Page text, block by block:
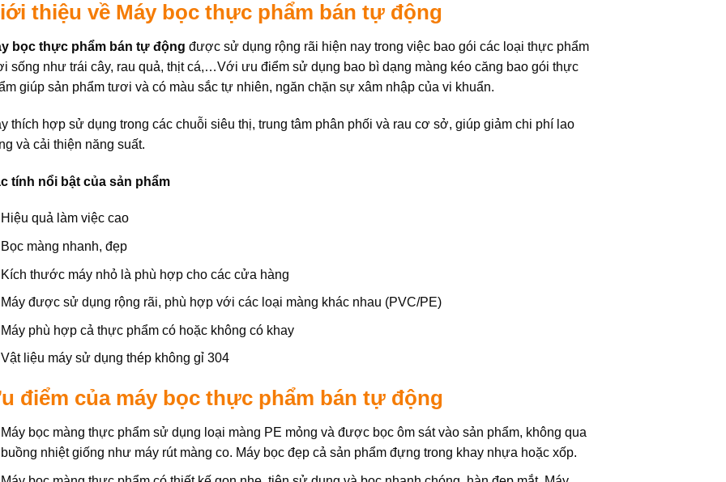
thiệu về Máy bọc thực phẩm bán tự động
bọc thực phẩm bán tự động được sử dụng rộng rãi hiện nay trong việc bao gói các loại thực phẩm
sống như trái cây, rau quả, thịt cá,…Với ưu điểm sử dụng bao bì dạng màng kéo căng bao gói thực
giúp sản phẩm tươi và có màu sắc tự nhiên, ngăn chặn sự xâm nhập của vi khuẩn.
thích hợp sử dụng trong các chuỗi siêu thị, trung tâm phân phối và rau cơ sở, giúp giảm chi phí lao
và cải thiện năng suất.
tính nổi bật của sản phẩm
Hiệu quả làm việc cao
Bọc màng nhanh, đẹp
Kích thước máy nhỏ là phù hợp cho các cửa hàng
Máy được sử dụng rộng rãi, phù hợp với các loại màng khác nhau (PVC/PE)
Máy phù hợp cả thực phẩm có hoặc không có khay
Vật liệu máy sử dụng thép không gỉ 304
điểm của máy bọc thực phẩm bán tự động
Máy bọc màng thực phẩm sử dụng loại màng PE mỏng và được bọc ôm sát vào sản phẩm, không qua
buồng nhiệt giống như máy rút màng co. Máy bọc đẹp cả sản phẩm đựng trong khay nhựa hoặc xốp.